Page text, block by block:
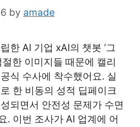
by amade
한 AI 기업 xAI의 챗봇 ‘그
절한 이미지들 때문에 캘리
식 수사에 착수했어요. 실
한 비동의 성적 딥페이크
되면서 안전성 문제가 수면
. 이번 조사가 AI 업계에 어